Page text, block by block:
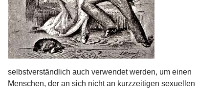
selbstverständlich auch verwendet werden, um einen
Menschen, der an sich nicht an kurzzeitigen sexuellen